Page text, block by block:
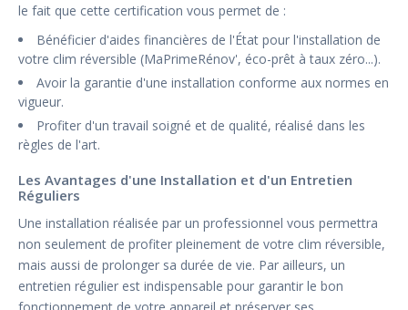
le fait que cette certification vous permet de :
Bénéficier d'aides financières de l'État pour l'installation de
votre clim réversible (MaPrimeRénov', éco-prêt à taux zéro...).
Avoir la garantie d'une installation conforme aux normes en
vigueur.
Profiter d'un travail soigné et de qualité, réalisé dans les
règles de l'art.
Les Avantages d'une Installation et d'un Entretien
Réguliers
Une installation réalisée par un professionnel vous permettra
non seulement de profiter pleinement de votre clim réversible,
mais aussi de prolonger sa durée de vie. Par ailleurs, un
entretien régulier est indispensable pour garantir le bon